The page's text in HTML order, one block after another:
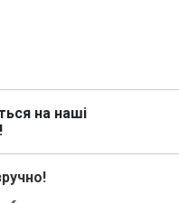
на наші